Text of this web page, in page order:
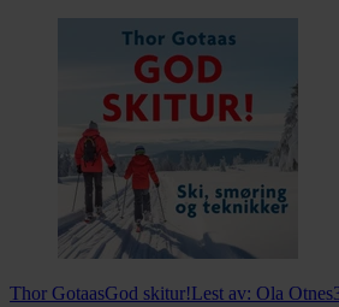
Thor GotaasGod skitur!Lest av: Ola Otnes